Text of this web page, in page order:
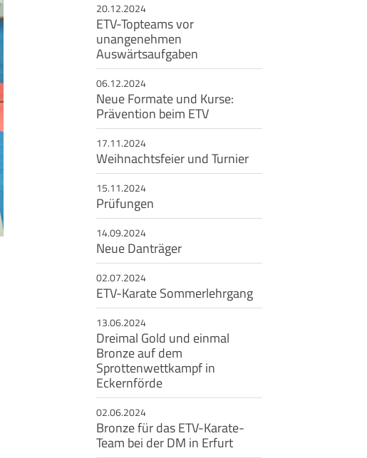
20.12.2024
ETV-Topteams vor
unangenehmen
Auswärtsaufgaben
06.12.2024
Neue Formate und Kurse:
Prävention beim ETV
17.11.2024
Weihnachtsfeier und Turnier
15.11.2024
Prüfungen
14.09.2024
Neue Danträger
02.07.2024
ETV-Karate Sommerlehrgang
13.06.2024
Dreimal Gold und einmal
Bronze auf dem
Sprottenwettkampf in
Eckernförde
02.06.2024
Bronze für das ETV-Karate-
Team bei der DM in Erfurt
Geschäftsstelle
Eimsbütteler Turnverband e. V.
Bundesstr. 96
20144 Hamburg
+49 40 4017690
info@etv-hamburg.de